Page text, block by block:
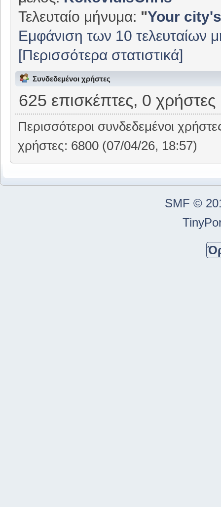
Τελευταίο μήνυμα: "Your
Εμφάνιση των 10 τελευταίων
[Περισσότερα στατιστικά]
Συνδεδεμένοι χρήστες
625 επισκέπτες, 0 χρήστες
Περισσότεροι συνδεδεμένοι
χρήστες: 6800 (07/04/26, 18:57)
SMF ©